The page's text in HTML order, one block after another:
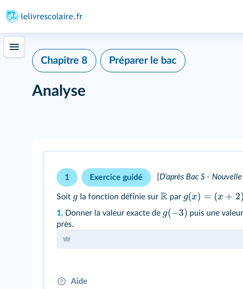
Chapitre 8 Préparer le bac
Analyse
1 Exercice guidé D'après Bac S -
Soit g la fonction définie sur R par g(x) = (x + 2)
1. Donner la valeur exacte de g(−3) puis une
près.
Aide